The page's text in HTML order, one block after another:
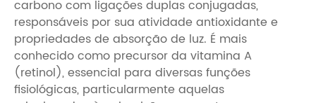
carbono com ligações duplas conjugadas,
responsáveis ​​por sua atividade antioxidante e
propriedades de absorção de luz. É mais
conhecido como precursor da vitamina A
(retinol), essencial para diversas funções
fisiológicas, particularmente aquelas